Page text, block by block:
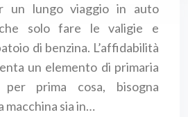
un lungo viaggio in auto
solo fare le valigie e
di benzina. L’affidabilità
un elemento di primaria
prima cosa, bisogna
macchina sia in…